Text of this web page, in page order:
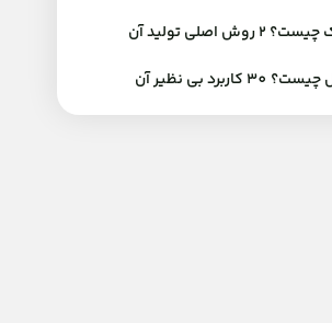
اصلی تولید آن
بی نظیر آن